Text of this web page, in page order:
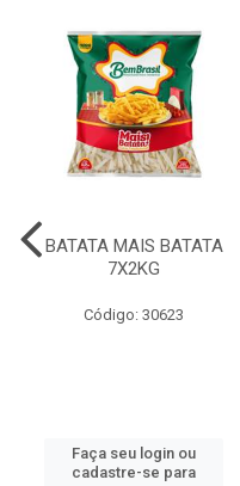
BATATA MAIS BATATA
7X2KG
Código: 30623
Faça seu login ou
cadastre-se para